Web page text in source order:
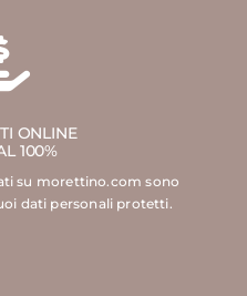
ONLINE
100%
su morettino.com sono
dati personali protetti.